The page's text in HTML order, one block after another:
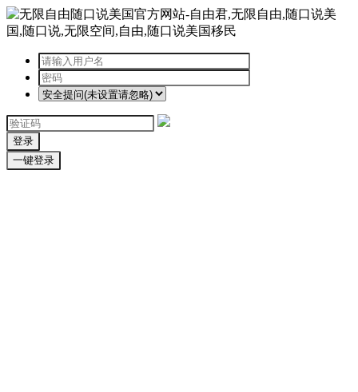
登录
一键登录